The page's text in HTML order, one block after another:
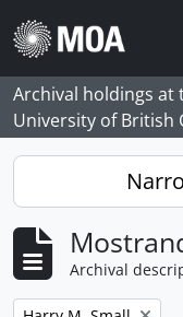
Skip to main content
Archival holdings at
University of British
Archival